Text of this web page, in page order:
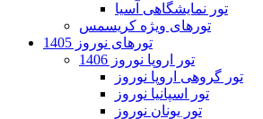
تور نمایشگاهی آسیا
تورهای ویژه کریسمس
تورهای نوروز 1405
تور اروپا نوروز 1406
تور گروهی اروپا نوروز
تور اسپانیا نوروز
تور یونان نوروز